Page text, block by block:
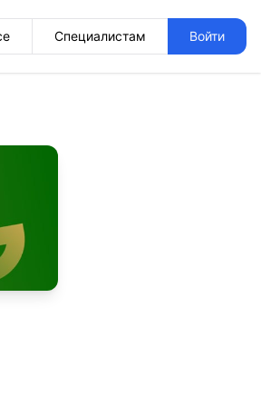
Специалистам Войти